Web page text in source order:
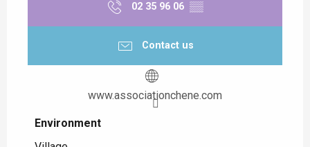
02 35 96 06 ▒▒
Contact us
www.associationchene.com
Environment
Environment